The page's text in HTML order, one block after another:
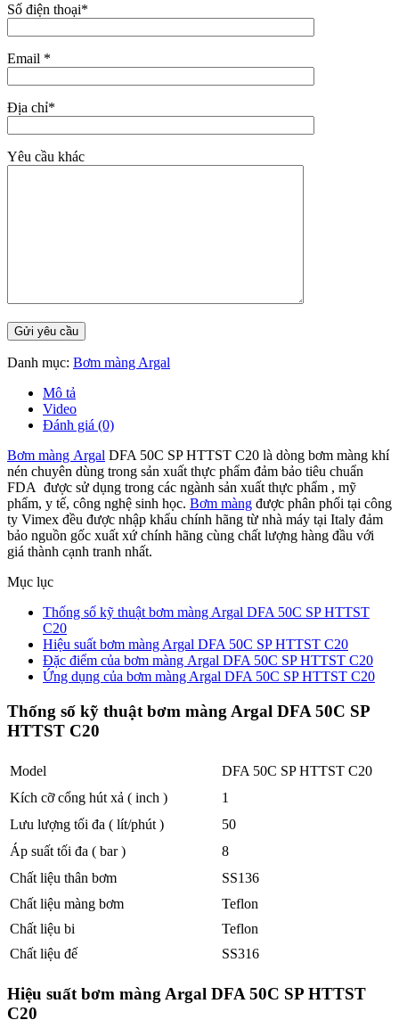
Số điện thoại*
Email *
Địa chỉ*
Yêu cầu khác
Danh mục: Bơm màng Argal
Mô tả
Video
Đánh giá (0)
Bơm màng Argal DFA 50C SP HTTST C20 là dòng bơm màng khí
nén chuyên dùng trong sản xuất thực phẩm đảm bảo tiêu chuẩn
FDA được sử dụng trong các ngành sản xuất thực phẩm , mỹ
phẩm, y tế, công nghệ sinh học. Bơm màng được phân phối tại công
ty Vimex đều được nhập khẩu chính hãng từ nhà máy tại Italy đảm
bảo nguồn gốc xuất xứ chính hãng cùng chất lượng hàng đầu với
giá thành cạnh tranh nhất.
Mục lục
Thống số kỹ thuật bơm màng Argal DFA 50C SP HTTST
C20
Hiệu suất bơm màng Argal DFA 50C SP HTTST C20
Đặc điểm của bơm màng Argal DFA 50C SP HTTST C20
Ứng dụng của bơm màng Argal DFA 50C SP HTTST C20
Thống số kỹ thuật bơm màng Argal DFA 50C SP
HTTST C20
Model
DFA 50C SP HTTST C20
Kích cỡ cổng hút xả ( inch )
1
Lưu lượng tối đa ( lít/phút )
50
Áp suất tối đa ( bar )
8
Chất liệu thân bơm
SS136
Chất liệu màng bơm
Teflon
Chất liệu bi
Teflon
Chất liệu đế
SS316
Hiệu suất bơm màng Argal DFA 50C SP HTTST
C20